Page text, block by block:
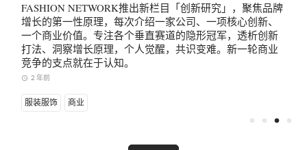
FASHION NETWORK推出新栏目「创新研究」，聚焦品牌
增长的第一性原理，每次介绍一家公司、一项核心创新、
一个商业价值。专注各个垂直赛道的隐形冠军，透析创新
打法、洞察增长原理，个人觉醒，共识变难。新一轮商业
竞争的支点就在于认知。
access_time 2 年前
服装服饰 商业
fiber_manual_record fiber_manual_record fiber_manual_record fiber_manual_record